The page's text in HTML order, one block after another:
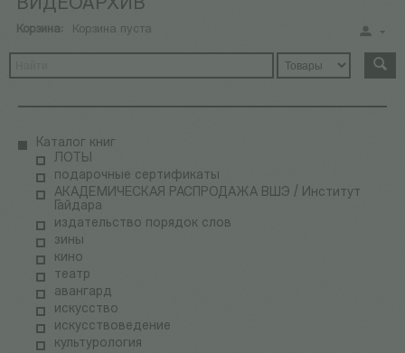
ВИДЕОАРХИВ
Корзина: Корзина пуста
Каталог книг
ЛОТЫ
подарочные сертификаты
АКАДЕМИЧЕСКАЯ РАСПРОДАЖА ВШЭ / Институт
Гайдара
издательство порядок слов
зины
кино
театр
авангард
искусство
искусствоведение
культурология